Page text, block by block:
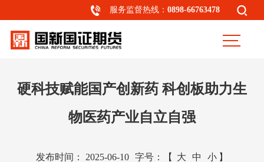
服务监督热线：0898-66763478
硬科技赋能国产创新药 科创板助力生
物医药产业自立自强
发布时间： 2025-06-10 字号： 【 大 中 小 】